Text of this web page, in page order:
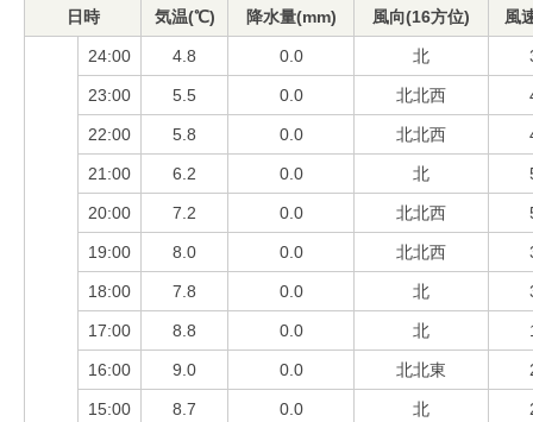
日時 気温(℃) 降水量(mm) 風向(16方位) 風
24:00 4.8 0.0 北
23:00 5.5 0.0 北北西
22:00 5.8 0.0 北北西
21:00 6.2 0.0 北
20:00 7.2 0.0 北北西
19:00 8.0 0.0 北北西
18:00 7.8 0.0 北
17:00 8.8 0.0 北
16:00 9.0 0.0 北北東
15:00 8.7 0.0 北